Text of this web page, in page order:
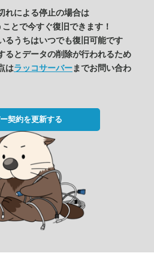
れによる停止の場合は
ことで今すぐ復旧できます！
るうちはいつでも復旧可能です
るとデータの削除が行われるため
はラッコサーバーまでお問い合わ
契約を更新する